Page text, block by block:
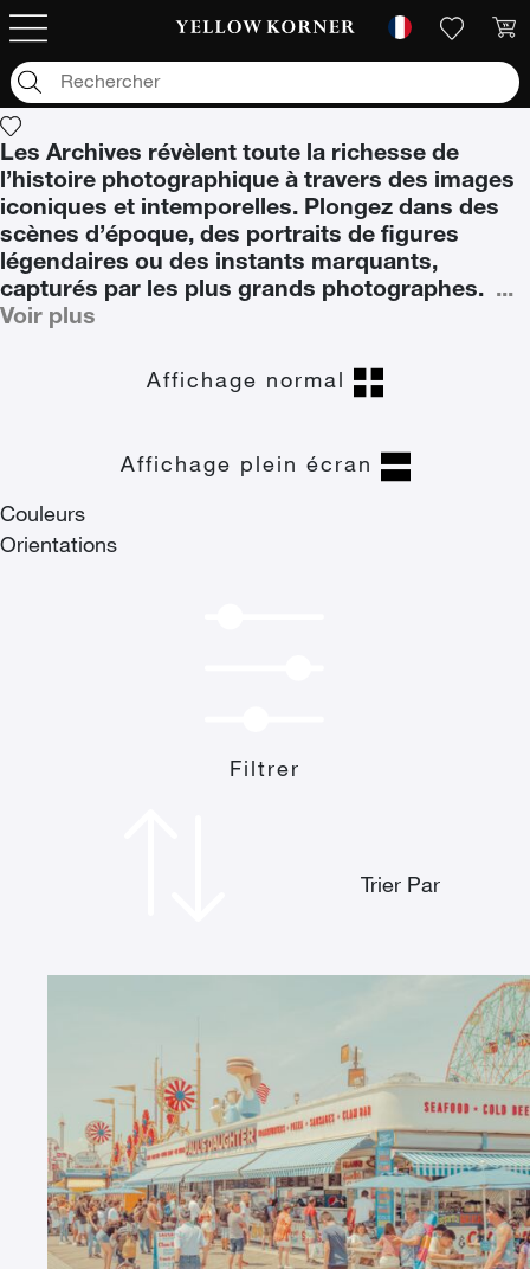
Archives
Les Archives révèlent toute la richesse de
l’histoire photographique à travers des images
iconiques et intemporelles. Plongez dans des
scènes d’époque, des portraits de figures
légendaires ou des instants marquants,
capturés par les plus grands photographes. ...
Voir plus
Affichage normal
Affichage plein écran
Couleurs
Orientations
Filtrer
Trier Par